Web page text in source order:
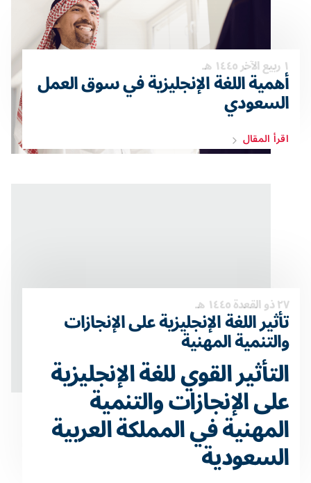
أهمية اللغة الإنجليزية في سوق العمل
السعودي
اقرأ المقال
٢٧ ذو القعدة ١٤٤٥ هـتأثير اللغة الإنجليزية على الإنجازات
والتنمية المهنية
التأثير القوي للغة الإنجليزية
على الإنجازات والتنمية
المهنية في المملكة العربية
السعودية